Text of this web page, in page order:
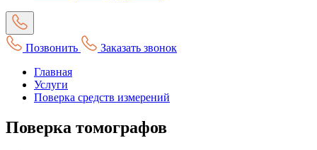
Позвонить
Заказать звонок
Главная
Услуги
Поверка средств измерений
Поверка томографов